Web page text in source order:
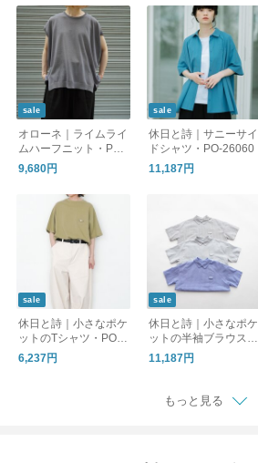
sale
オローネ｜ライムライ
ムハーフニット・PO-
26073
9,680円
sale
休日と詩｜サニーサイ
ドシャツ・PO-26060
11,187円
sale
休日と詩｜小さなポケ
ットのTシャツ・PO-2
6043
6,237円
sale
休日と詩｜小さなポケ
ットの半袖ブラウス・
PO-26032
11,187円
もっと見る